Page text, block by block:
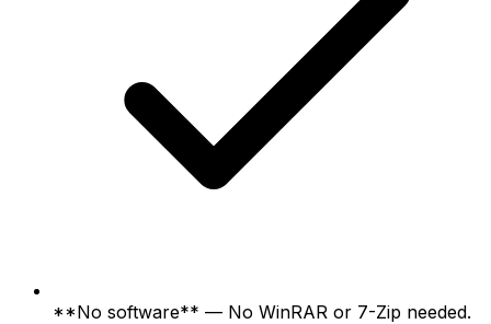
**No software** — No WinRAR or 7-Zip needed.